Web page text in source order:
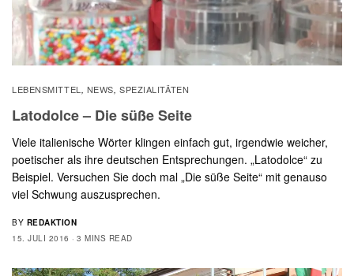
LEBENSMITTEL , NEWS,SPEZIALITÄTEN
Latodolce – Die süße Seite
Viele italienische Wörter klingen einfach gut, irgendwie weicher,
poetischer als ihre deutschen Entsprechungen. „Latodolce“ zu
Beispiel. Versuchen Sie doch mal „Die süße Seite“ mit genauso
viel Schwung auszusprechen.
BY REDAKTION
15. JULI 2016
3 MINS READ